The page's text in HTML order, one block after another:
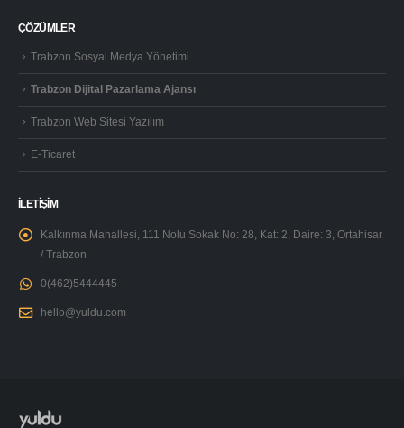
ÇÖZÜMLER
Trabzon Sosyal Medya Yönetimi
Trabzon Dijital Pazarlama Ajansı
Trabzon Web Sitesi Yazılım
E-Ticaret
İLETİŞİM
Kalkınma Mahallesi, 111 Nolu Sokak No: 28, Kat: 2, Daire: 3, Ortahisar
/ Trabzon
0(462)5444445
hello@yuldu.com